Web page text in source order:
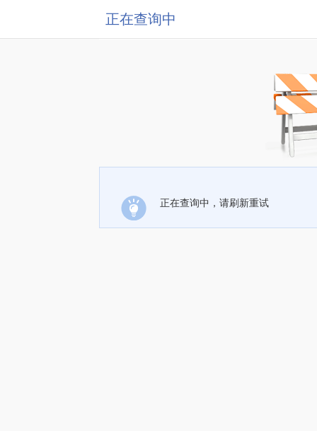
正在查询中
正在查询中，请刷新重试